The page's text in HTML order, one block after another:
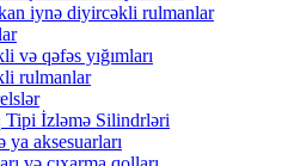
iynə diyircəkli rulmanlar
və qəfəs yığımları
rulmanlar
Tipi İzləmə Silindrləri
aksesuarları